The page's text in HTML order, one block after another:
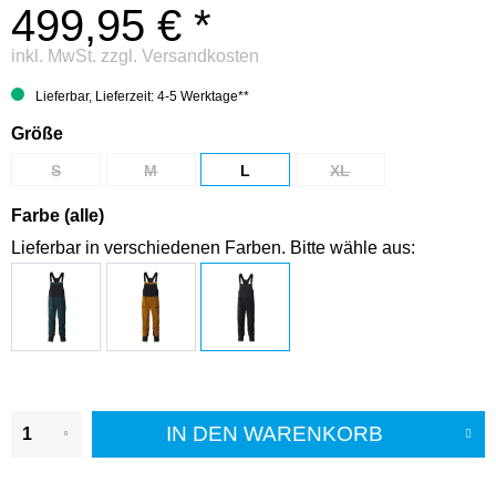
499,95 € *
inkl. MwSt. zzgl. Versandkosten
Lieferbar, Lieferzeit: 4-5 Werktage**
Größe
S M L XL
Farbe (alle)
Lieferbar in verschiedenen Farben. Bitte wähle aus:
IN DEN WARENKORB